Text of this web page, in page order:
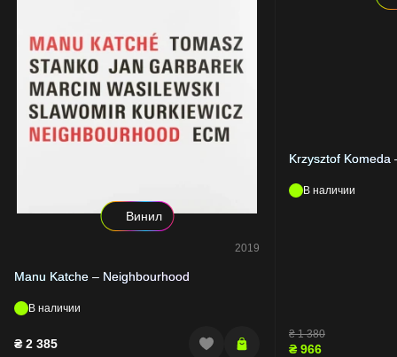
Винил
2019
Manu Katche – Neighbourhood
В наличии
₴ 2 385
Krzysztof Komeda
В наличии
₴1 380
₴ 966